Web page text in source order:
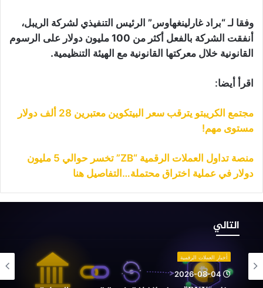
وفقا لـ “براد غارلينغهاوس” الرئيس التنفيذي لشركة الريبل،
أنفقت الشركة بالفعل أكثر من 100 مليون دولار على الرسوم
القانونية خلال معركتها القانونية مع الهيئة التنظيمية.
اقرأ أيضا:
مجتمع الكريبتو يترقب سعر البيتكوين معتبرين 28 ألف دولار
مستوى مهم!
منصة تداول العملات الرقمية “ZB” تخسر حوالي 5 مليون
دولار في عملية اختراق محتملة…التفاصيل هنا
التالي
خدمة
تحصيص
العملات
أخبار العملات الرقمية
2026-08-04